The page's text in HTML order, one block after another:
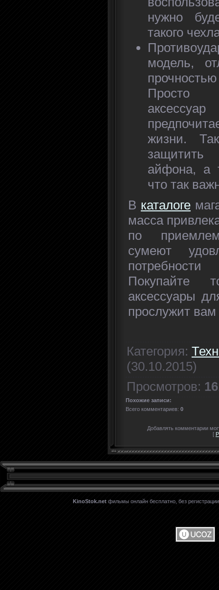
нужно
такого
модель,
Просто
жизни.
айфона, а
что так
В каталоге
масса
по
сумеют
потребности
Покупайте
аксессуары
прослужит вам
Категория:
(30.10.2015)
Просмотров:
Похожие записи:
Всего комментариев: 0
Добавлять комментарии
[
KinoStok.net фильмы онлайн бесплатно, без